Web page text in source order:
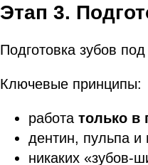
Этап 3.
Подготовка зубов
Ключевые принципы:
работа только в
дентин, пульпа и
никаких «зубов-